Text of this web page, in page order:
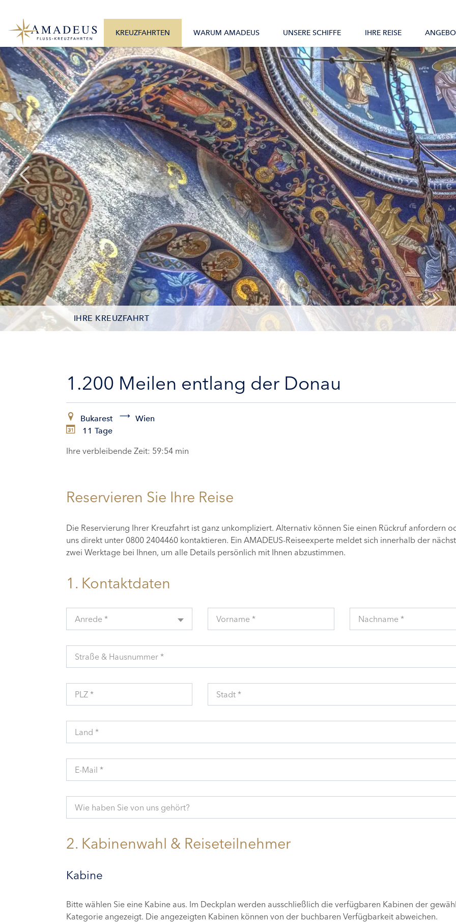
IHRE KREUZFAHRT
1.200 Meilen entlang der Donau
Bukarest
Wien
11 Tage
Ihre verbleibende Zeit: 59:53 min
Reservieren Sie Ihre Reise
Die Reservierung Ihrer Kreuzfahrt ist ganz unkompliziert. Alternativ können Sie einen Rückruf anfordern
uns direkt unter 0800 2404460 kontaktieren. Ein AMADEUS-Reiseexperte meldet sich innerhalb der
zwei Werktage bei Ihnen, um alle Details persönlich mit Ihnen abzustimmen.
1. Kontaktdaten
Anrede * Vorname * Nachname *
Straße & Hausnummer *
PLZ * Stadt *
Land *
E-Mail *
Wie haben Sie von uns gehört?
2. Kabinenwahl & Reiseteilnehmer
Kabine
Bitte wählen Sie eine Kabine aus. Im Deckplan werden ausschließlich die verfügbaren Kabinen der
Kategorie angezeigt. Die angezeigten Kabinen können von der buchbaren Verfügbarkeit abweichen.
KREUZFAHRTEN WARUM AMADEUS UNSERE SCHIFFE IHRE REISE
Alle Monate Mo. – Fr. 9:30 – 17:30 Uhr